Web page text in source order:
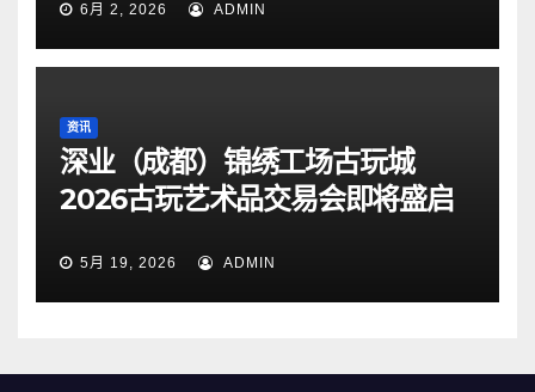
6月 2, 2026 ADMIN
资讯
深业（成都）锦绣工场古玩城
2026古玩艺术品交易会即将盛启
5月 19, 2026 ADMIN